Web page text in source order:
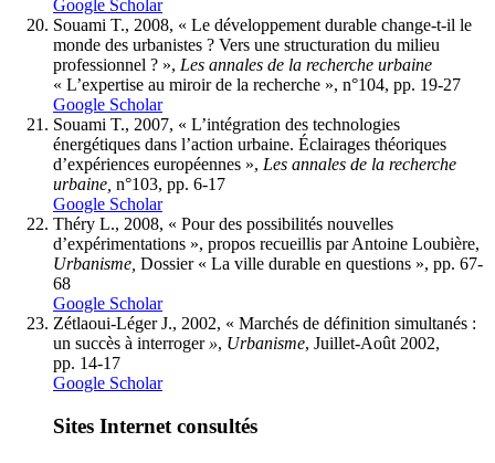
Google Scholar
Souami T., 2008, « Le développement durable change-t-il le
monde des urbanistes ? Vers une structuration du milieu
professionnel ? », Les annales de la recherche urbaine
« L’expertise au miroir de la recherche », n°104, pp. 19-27
Google Scholar
Souami T., 2007, « L’intégration des technologies
énergétiques dans l’action urbaine. Éclairages théoriques
d’expériences européennes », Les annales de la recherche
urbaine, n°103, pp. 6-17
Google Scholar
Théry L., 2008, « Pour des possibilités nouvelles
d’expérimentations », propos recueillis par Antoine Loubière,
Urbanisme, Dossier « La ville durable en questions », pp. 67-
68
Google Scholar
Zétlaoui-Léger J., 2002, « Marchés de définition simultanés :
un succès à interroger», Urbanisme, Juillet-Août 2002,
pp. 14-17
Google Scholar
Sites Internet consultés